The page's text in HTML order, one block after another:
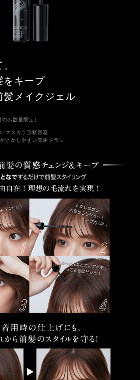
をキープ
髪メイクジェル
み数量限定）
マスカラ形状容器
とかしやすい専用ブラシ